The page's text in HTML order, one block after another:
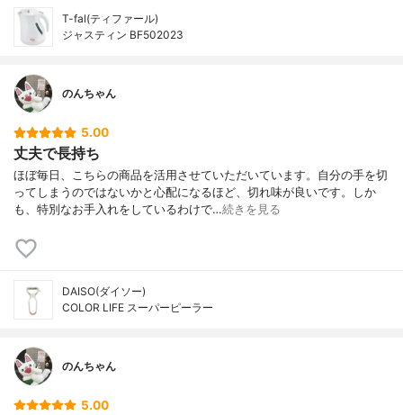
T-fal(ティファール)
ジャスティン BF502023
のんちゃん
5.00
丈夫で長持ち
ほぼ毎日、こちらの商品を活用させていただいています。自分の手を切
ってしまうのではないかと心配になるほど、切れ味が良いです。しか
も、特別なお手入れをしているわけで…続きを見る
DAISO(ダイソー)
COLOR LIFE スーパーピーラー
のんちゃん
5.00